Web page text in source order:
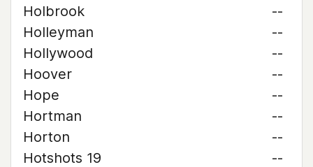
Holbrook
--
Holleyman
--
Hollywood
--
Hoover
--
Hope
--
Hortman
--
Horton
--
Hotshots 19
--